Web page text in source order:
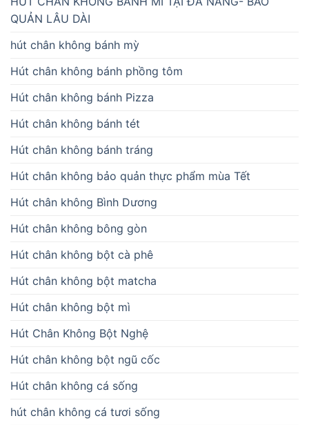
QUẢN LÂU DÀI
hút chân không bánh mỳ
Hút chân không bánh phồng tôm
Hút chân không bánh Pizza
Hút chân không bánh tét
Hút chân không bánh tráng
Hút chân không bảo quản thực phẩm mùa Tết
Hút chân không Bình Dương
Hút chân không bông gòn
Hút chân không bột cà phê
Hút chân không bột matcha
Hút chân không bột mì
Hút Chân Không Bột Nghệ
Hút chân không bột ngũ cốc
Hút chân không cá sống
hút chân không cá tươi sống